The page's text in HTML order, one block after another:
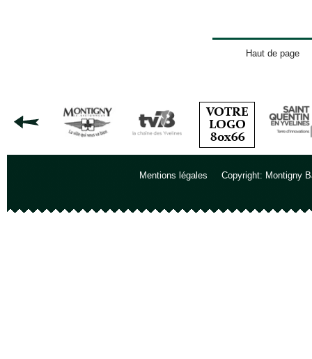
Haut de page
Mentions légales Copyright: Montigny